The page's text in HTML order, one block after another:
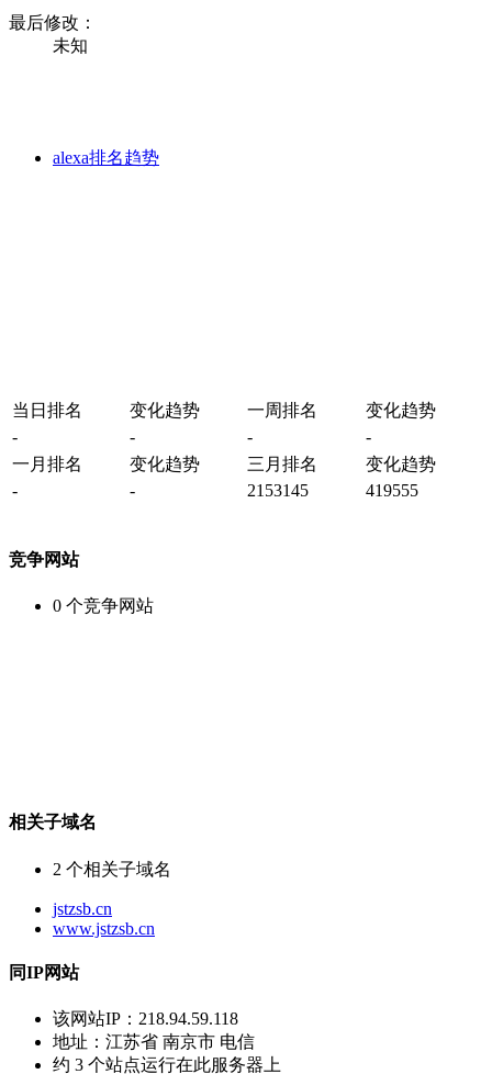
最后修改：
未知
alexa排名趋势
当日排名 变化趋势 一周排名
变化趋势
-
- -
-
一月排名
变化趋势 三月排名
变化趋势
-
- 2153145 419555
竞争网站
0 个竞争网站
相关子域名
2 个相关子域名
jstzsb.cn
www.jstzsb.cn
同IP网站
该网站IP： 218.94.59.118
地址： 江苏省 南京市 电信
约 3 个站点运行在此服务器上